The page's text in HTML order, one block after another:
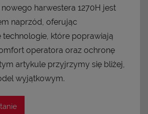
harwestera 1270H jest
naprzód, oferując
technologie, które poprawiają
operatora oraz ochronę
artykule przyjrzymy się bliżej,
wyjątkowym.